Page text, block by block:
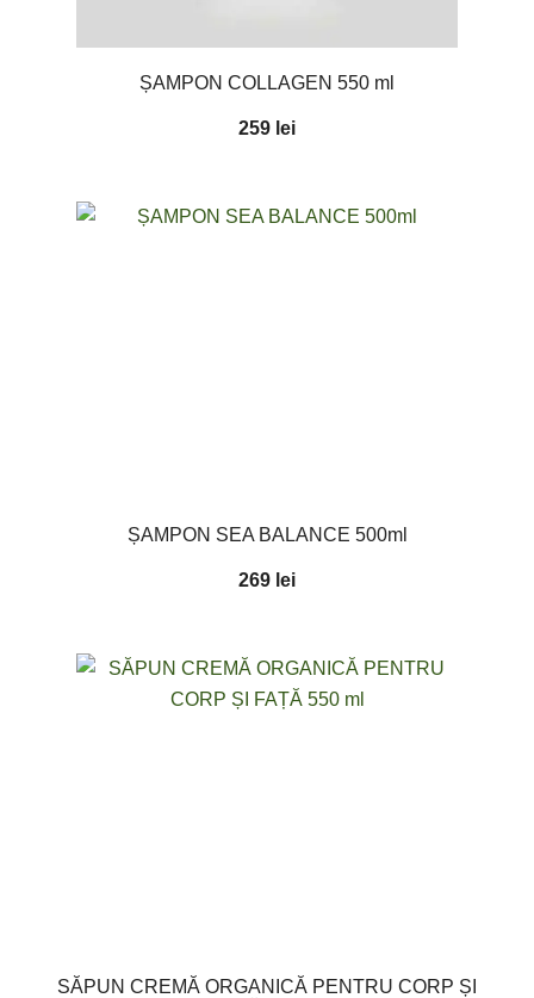
ȘAMPON COLLAGEN 550 ml
259 lei
ȘAMPON SEA BALANCE 500ml
269 lei
SĂPUN CREMĂ ORGANICĂ PENTRU CORP ȘI